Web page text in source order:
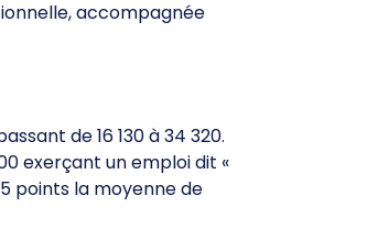
accompagnée
de 16 130 à 34 320.
exerçant un emploi dit «
points la moyenne de